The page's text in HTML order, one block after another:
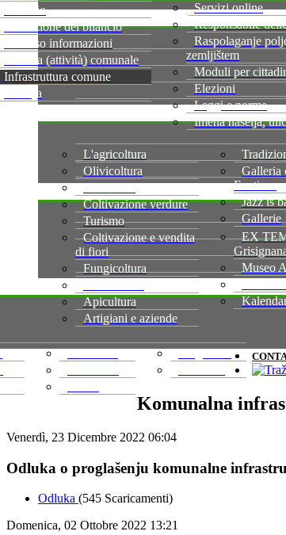
Bilancio
Esecuzione del bilancio
Accesso informazioni
Sistema (attività) comunale
Infrastruttura comune
Groblja
Servizi online
Responsabile
Raspolaganje
zemljištem
Moduli per
Elezioni
Leggi e norme
Imena naselja,
L'agricoltura
Olivicoltura
Viticoltura
Coltivazione verdure
Turismo
Coltivazione e vendita
di fiori
Fungicoltura
Apicultura
Artigiani e aziende
Galleria
Fonticus
Jazz is
Gallerie
EX
Museo
Martincici
Vergnacco
Komunalna
Venerdì, 23 Dicembre 2022 06:04
Odluka o proglašenju komunalne
Odluka (545 Scaricamenti)
Domenica, 02 Ottobre 2022 13:21